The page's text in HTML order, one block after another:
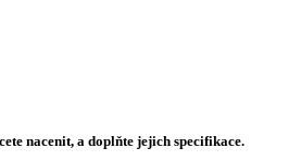
nacenit, a doplňte jejich specifikace.